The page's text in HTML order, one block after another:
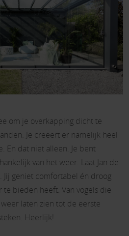
om je overkapping dicht te
Je creëert er namelijk heel
En dat niet alleen. Je bent
van het weer. Laat Jan de
Jij geniet comfortabel én droog
te bieden heeft. Van vogels die
laten zien tot de eerste
Heerlijk!